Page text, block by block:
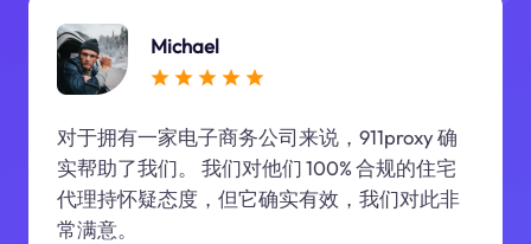
Michael
对于拥有一家电子商务公司来说，911proxy 确
实帮助了我们。 我们对他们 100% 合规的住宅
代理持怀疑态度，但它确实有效，我们对此非
常满意。